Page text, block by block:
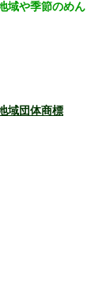
域や季節のめん
域団体商標